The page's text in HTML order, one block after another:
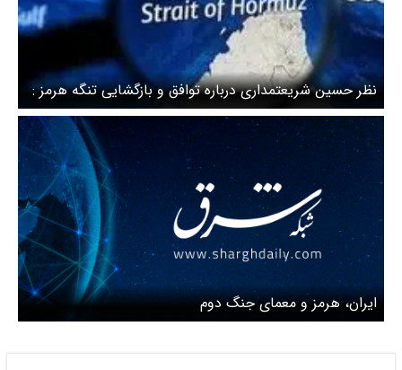
نظر حسین شریعتمداری درباره توافق و بازگشایی تنگه هرمز :
گشایش تنگه هرمز خلع سلاح کشورمان است!
ایران، هرمز و معمای جنگ دوم